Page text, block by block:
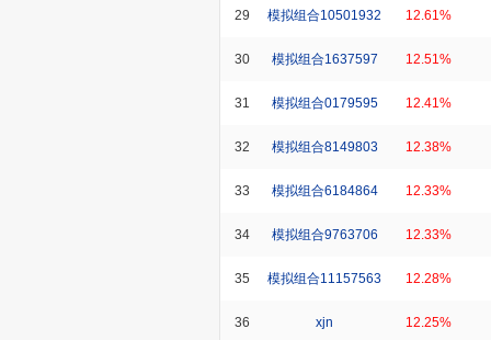
29 模拟组合10501932 12.61%
30 模拟组合1637597 12.51%
31 模拟组合0179595 12.41%
32 模拟组合8149803 12.38%
33 模拟组合6184864 12.33%
34 模拟组合9763706 12.33%
35 模拟组合11157563 12.28%
36 xjn 12.25%